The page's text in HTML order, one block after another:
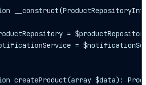
=
=
createProduct(array $data):